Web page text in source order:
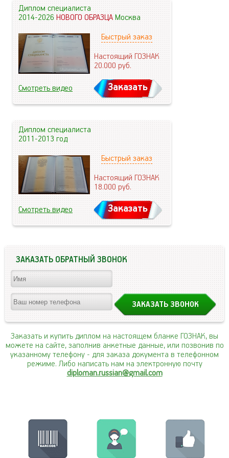
Диплом специалиста
2014-2026НОВОГО ОБРАЗЦАМосква
Быстрый заказ
Настоящий ГОЗНАК
20.000руб.
Смотреть видео Заказать
Диплом специалиста
2011-2013 год
Быстрый заказ
Настоящий ГОЗНАК
18.000руб.
Смотреть видео Заказать
ЗАКАЗАТЬ ОБРАТНЫЙ ЗВОНОК
Заказать и купить диплом на настоящем бланке ГОЗНАК, вы
можете на сайте, заполнив анкетные данные, или позвонив по
указанному телефону - для заказа документа в телефонном
режиме. Либо написать нам на электронную почту
diploman.russian@gmail.com